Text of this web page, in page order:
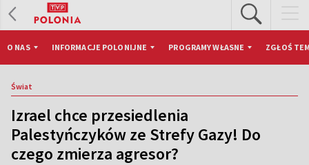
O NAS INFORMACJE POLONIJNE PROGRAMY WŁASNE ZGŁOŚ
Świat
Izrael chce przesiedlenia
Palestyńczyków ze Strefy Gazy! Do
czego zmierza agresor?